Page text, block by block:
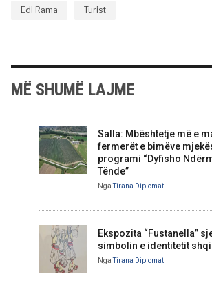
Edi Rama Turist
MË SHUMË LAJME
Salla: Mbështetje më e
fermerët e bimëve
programi “Dyfisho
Tënde”
NgaTirana Diplomat
Ekspozita “Fustanella”
simbolin e identitetit
NgaTirana Diplomat